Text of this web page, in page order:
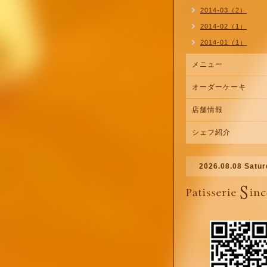
2014-03（2）
2014-02（1）
2014-01（1）
メニュー
オーダーケーキ
店舗情報
シェフ紹介
2026.08.08